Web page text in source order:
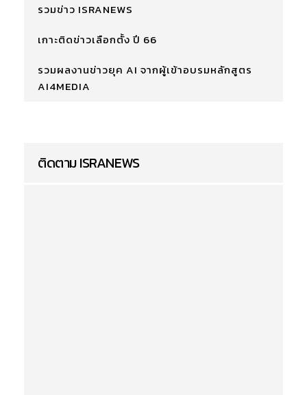
รวมข่าว ISRANEWS
เกาะติดข่าวเลือกตั้ง ปี 66
รวมผลงานข่าวยุค AI จากผู้เข้าอบรมหลักสูตร
AI4MEDIA
ติดตาม ISRANEWS